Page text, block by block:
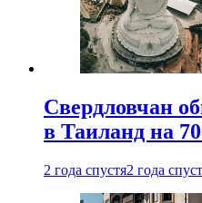
Свердловчан
в Таиланд на
2 года спустя2 года